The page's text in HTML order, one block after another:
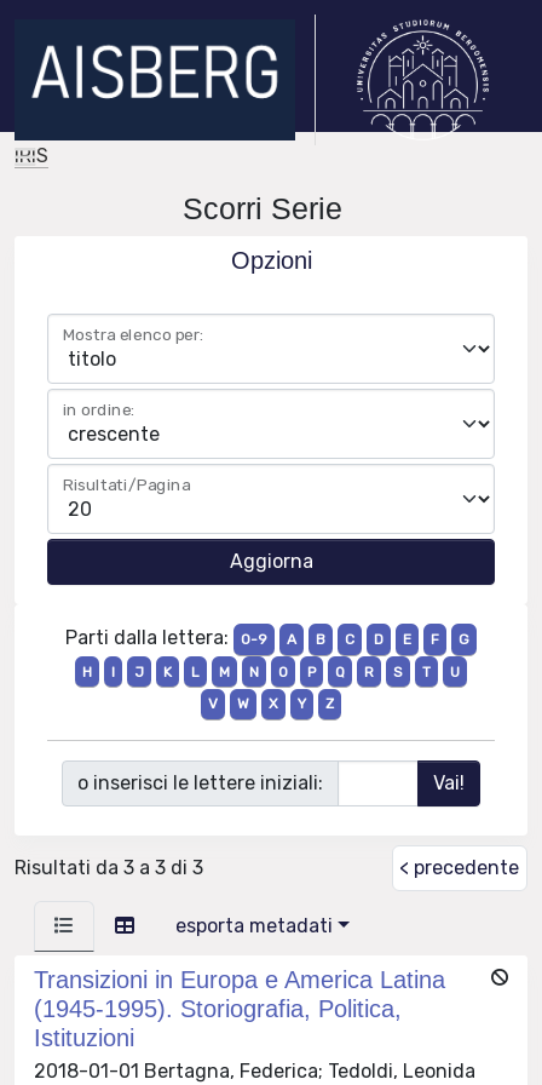
IRIS
Scorri Serie
Opzioni
Mostra elenco per:
in ordine:
Risultati/Pagina
Parti dalla lettera: 0-9 A B C D E F
G
H
I J K L M N O P Q R S T
U
V
W X Y Z
o inserisci le lettere iniziali:
Risultati da 3 a 3 di 3 < precedente
esporta metadati
Transizioni in Europa e America Latina
(1945-1995). Storiografia, Politica,
Istituzioni
2018-01-01 Bertagna, Federica; Tedoldi, Leonida